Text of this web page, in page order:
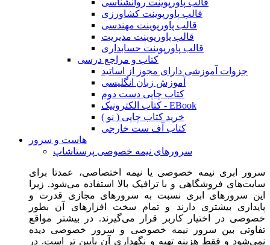
قالب پاورپوینت کشاورزی
قالب پاورپوینت مهندسی
قالب پاورپوینت مدیریت
قالب پاورپوینت حسابداری
کتاب و مراجع درسی
جزوات آموزشی دارای مجوز از اساتید
آموزش زبان انگلیسی
کتاب چاپی دست دوم
کتاب الکترونیک - EBook
خرید کتاب چاپی ( نو )
کتاب آف ست خارجی
هاست و سرور
سرورهای نیمه خصوصی پرستاشاپ
سرور ابری نیمه خصوصی یا نیمه اختصاصی، عمدتا برای
سایت‌های فروشگاهی و با ترافیک بالا استفاده می‌شود. زیرا
این سرورهای ابری نسبت به سرورهای مجازی قدرت و
پایداری بیشتری دارند و تمام سخت افزارهای آن بطور
خصوصی در اختیار کاربر قرار می‌گیرند. در بیشتر مواقع
تفاوتی بین سرور نیمه خصوصی و سرور خصوصی دیده
نمی‌شود و فقط هزینه تهیه و نگهداری آن پایین تر است. در